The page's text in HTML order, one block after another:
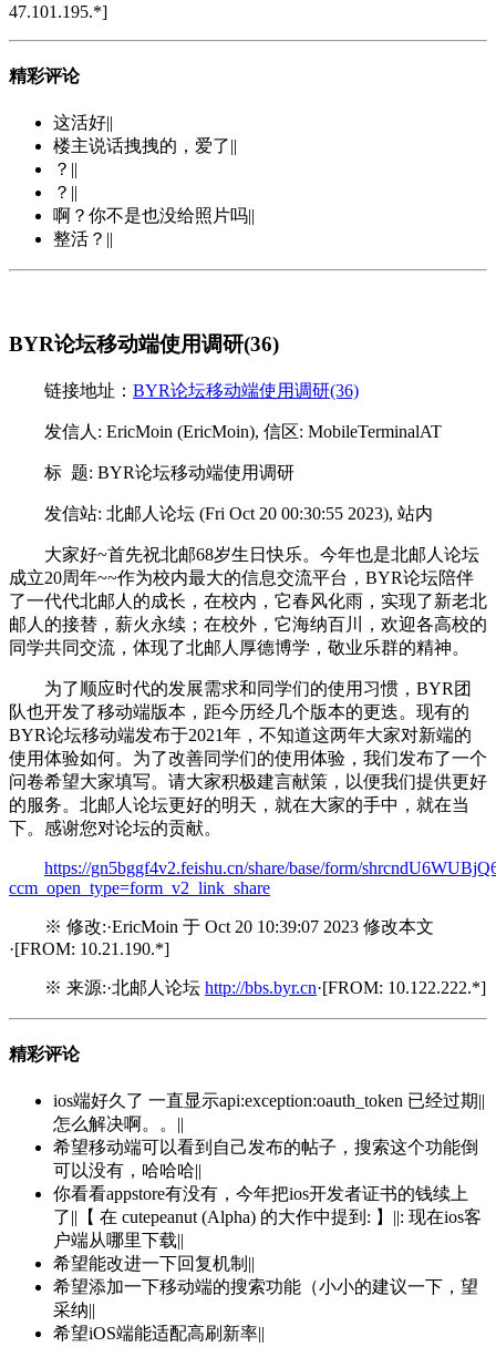
47.101.195.*]
精彩评论
这活好||
楼主说话拽拽的，爱了||
？||
？||
啊？你不是也没给照片吗||
整活？||
BYR论坛移动端使用调研(36)
链接地址： BYR论坛移动端使用调研(36)
发信人: EricMoin (EricMoin), 信区: MobileTerminalAT
标 题: BYR论坛移动端使用调研
发信站: 北邮人论坛 (Fri Oct 20 00:30:55 2023), 站内
大家好~首先祝北邮68岁生日快乐。今年也是北邮人论坛
成立20周年~~作为校内最大的信息交流平台，BYR论坛陪伴
了一代代北邮人的成长，在校内，它春风化雨，实现了新老北
邮人的接替，薪火永续；在校外，它海纳百川，欢迎各高校的
同学共同交流，体现了北邮人厚德博学，敬业乐群的精神。
为了顺应时代的发展需求和同学们的使用习惯，BYR团
队也开发了移动端版本，距今历经几个版本的更迭。现有的
BYR论坛移动端发布于2021年，不知道这两年大家对新端的
使用体验如何。为了改善同学们的使用体验，我们发布了一个
问卷希望大家填写。请大家积极建言献策，以便我们提供更好
的服务。北邮人论坛更好的明天，就在大家的手中，就在当
下。感谢您对论坛的贡献。
https://gn5bggf4v2.feishu.cn/share/base/form/
ccm_open_type=form_v2_link_share
※ 修改:·EricMoin 于 Oct 20 10:39:07 2023 修改本文
·[FROM: 10.21.190.*]
※ 来源:·北邮人论坛 http://bbs.byr.cn·[FROM: 10.122.222.*]
精彩评论
ios端好久了 一直显示api:exception:oauth_token 已经过期||
怎么解决啊。。||
希望移动端可以看到自己发布的帖子，搜索这个功能倒
可以没有，哈哈哈||
你看看appstore有没有，今年把ios开发者证书的钱续上
了||【 在 cutepeanut (Alpha) 的大作中提到: 】||: 现在ios客
户端从哪里下载||
希望能改进一下回复机制||
希望添加一下移动端的搜索功能（小小的建议一下，望
采纳||
希望iOS端能适配高刷新率||